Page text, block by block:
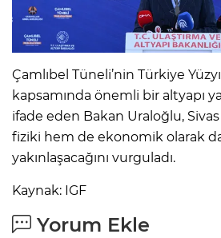
Çamlıbel Tüneli’nin Türkiye
kapsamında önemli bir altyapı
ifade eden Bakan Uraloğlu, Sivas
fiziki hem de ekonomik olarak
yakınlaşacağını vurguladı.
Kaynak: IGF
Yorum Ekle